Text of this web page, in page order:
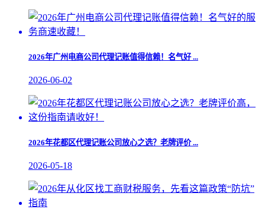
​2026年广州电商公司代理记账值得信赖！名气好 ...
2026-06-02
​2026年花都区代理记账公司放心之选？老牌评价 ...
2026-05-18